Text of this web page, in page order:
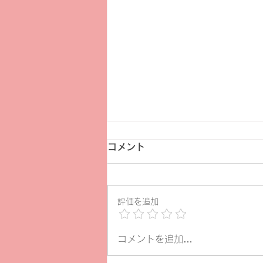
ヨムデス7月29日
コメント
評価を追加
コメントを追加…